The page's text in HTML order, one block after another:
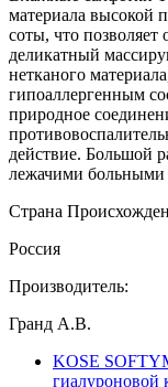
материала высокой
соты, что
деликатный
нетканого
гипоаллергенным
природное
действие. Большой
лежачими больными
Страна
Россия
Производитель:
Гранд А.В.
KOSE
гиалуроновой